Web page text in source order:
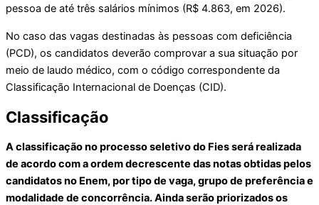
pessoa de até três salários mínimos (R$ 4.863, em 2026).
No caso das vagas destinadas às pessoas com deficiência
(PCD), os candidatos deverão comprovar a sua situação por
meio de laudo médico, com o código correspondente da
Classificação Internacional de Doenças (CID).
Classificação
A classificação no processo seletivo do Fies será realizada
de acordo com a ordem decrescente das notas obtidas pelos
candidatos no Enem, por tipo de vaga, grupo de preferência e
modalidade de concorrência. Ainda serão priorizados os